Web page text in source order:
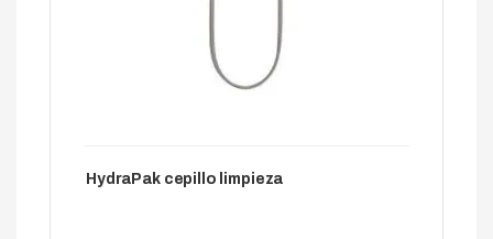
HydraPak cepillo limpieza